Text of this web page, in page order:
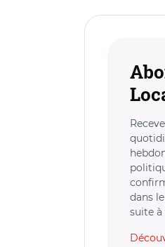
dans
suite